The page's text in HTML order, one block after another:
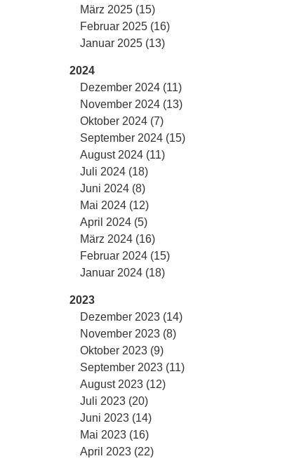
März 2025 (15)
Februar 2025 (16)
Januar 2025 (13)
2024
Dezember 2024 (11)
November 2024 (13)
Oktober 2024 (7)
September 2024 (15)
August 2024 (11)
Juli 2024 (18)
Juni 2024 (8)
Mai 2024 (12)
April 2024 (5)
März 2024 (16)
Februar 2024 (15)
Januar 2024 (18)
2023
Dezember 2023 (14)
November 2023 (8)
Oktober 2023 (9)
September 2023 (11)
August 2023 (12)
Juli 2023 (20)
Juni 2023 (14)
Mai 2023 (16)
April 2023 (22)